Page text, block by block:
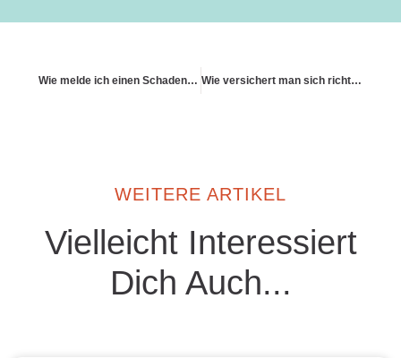
Wie melde ich einen Schaden richtig Wie versichert man sich richtig gegen Fassadenschäden
WEITERE ARTIKEL
Vielleicht Interessiert
Dich Auch...